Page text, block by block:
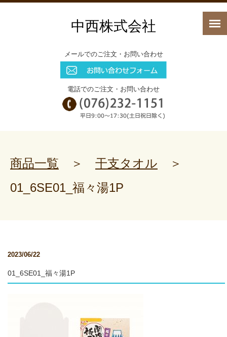
中西株式会社
メールでのご注文・お問い合わせ
電話でのご注文・お問い合わせ
商品一覧 ＞ 干支タオル ＞
01_6SE01_福々湯1P
2023/06/22
01_6SE01_福々湯1P